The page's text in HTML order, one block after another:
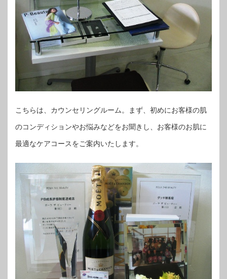
こちらは、カウンセリングルーム。まず、初めにお客様の肌
のコンディションやお悩みなどをお聞きし、お客様のお肌に
最適なケアコースをご案内いたします。